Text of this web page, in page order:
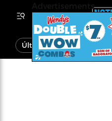
Última Hora Noticias
Advertisements